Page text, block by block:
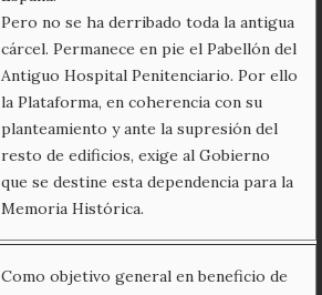
Pero no se ha derribado toda la antigua
cárcel. Permanece en pie el Pabellón del
Antiguo Hospital Penitenciario. Por ello
la Plataforma, en coherencia con su
planteamiento y ante la supresión del
resto de edificios, exige al Gobierno
que se destine esta dependencia para la
Memoria Histórica.
Como objetivo general en beneficio de